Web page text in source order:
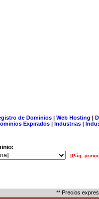
de Dominios| Web Hosting |
Expirados | Industrias |
[Pág.
** Precios